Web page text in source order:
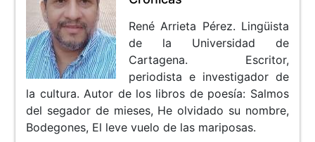
René Arrieta Pérez. Lingüista
de la Universidad de
Cartagena. Escritor,
periodista e investigador de
la cultura. Autor de los libros de poesía: Salmos
del segador de mieses, He olvidado su nombre,
Bodegones, El leve vuelo de las mariposas.